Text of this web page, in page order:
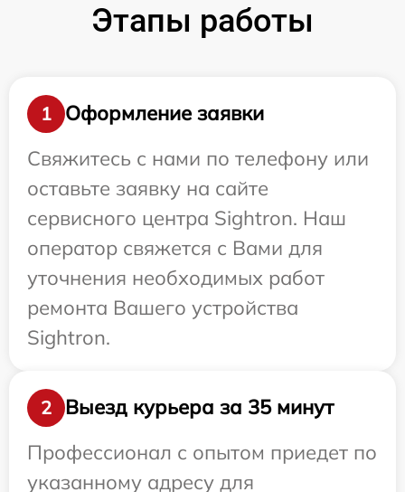
Этапы работы
1
Оформление заявки
Свяжитесь с нами по телефону или
оставьте заявку на сайте
сервисного центра Sightron. Наш
оператор свяжется с Вами для
уточнения необходимых работ
ремонта Вашего устройства
Sightron.
2
Выезд курьера за 35 минут
Профессионал с опытом приедет по
указанному адресу для